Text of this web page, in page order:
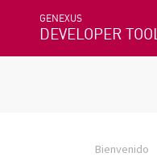
GENEXUS
DEVELOPER
Bienvenido